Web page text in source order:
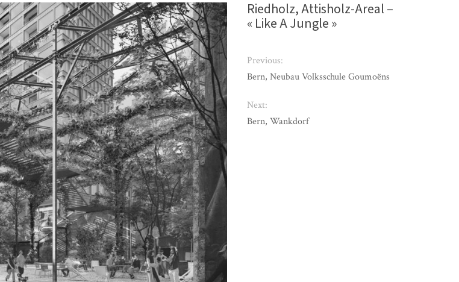
Riedholz, Attisholz-Areal –
« Like A Jungle »
Previous:
Bern, Neubau Volksschule Goumoëns
Next:
Bern, Wankdorf